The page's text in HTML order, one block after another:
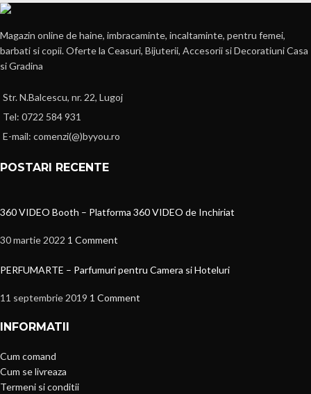
Magazin online de haine, imbracaminte, incaltaminte, pentru femei,
barbati si copii. Oferte la Ceasuri, Bijuterii, Accesorii si Decoratiuni Casa
si Gradina
Str. N.Balcescu, nr. 22, Lugoj
Tel: 0722 584 931
E-mail: comenzi(@)byyou.ro
POSTARI RECENTE
360 VIDEO Booth – Platforma 360 VIDEO de Inchiriat
30 martie 2022 1 Comment
PERFUMARTE – Parfumuri pentru Camera si Hoteluri
11 septembrie 2019 1 Comment
INFORMATII
Cum comand
Cum se livreaza
Termeni si conditii